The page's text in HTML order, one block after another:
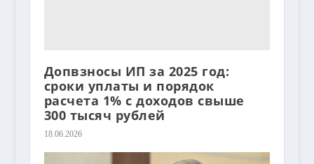
Допвзносы ИП за 2025 год:
сроки уплаты и порядок
расчета 1% с доходов свыше
300 тысяч рублей
18.06.2026